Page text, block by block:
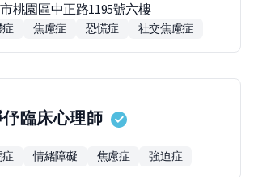
桃園區中正路1195號六樓
焦慮症 恐慌症 社交焦慮症
臨床心理師
症 情緒障礙 焦慮症 強迫症